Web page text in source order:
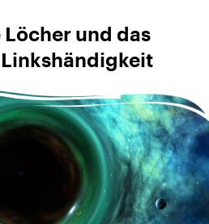
Löcher und das